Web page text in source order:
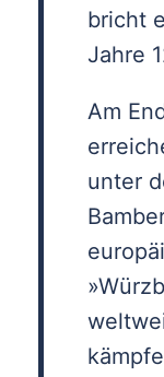
bricht
Jahre
Am
unter